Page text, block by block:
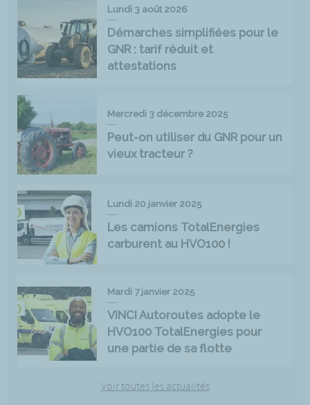
Lundi 3 août 2026
Démarches simplifiées pour le
GNR : tarif réduit et
attestations
Mercredi 3 décembre 2025
Peut-on utiliser du GNR pour un
vieux tracteur ?
Lundi 20 janvier 2025
Les camions TotalEnergies
carburent au HVO100 !
Mardi 7 janvier 2025
VINCI Autoroutes adopte le
HVO100 TotalEnergies pour
une partie de sa flotte
Voir toutes les actualités